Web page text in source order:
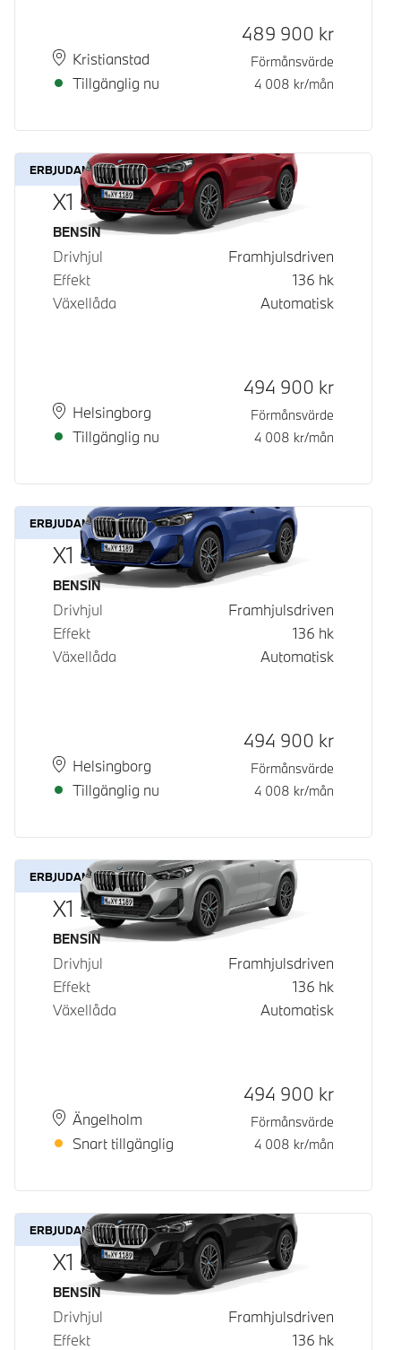
PlatsKristianstad
Leveranstid
Tillgänglig nu
Kontantpris
489 900 kr
Förmånsvärde
4 008 kr/mån
ERBJUDANDE
X1 sDrive18i
Bränsle
BENSIN
Drivhjul
Framhjulsdriven
Effekt
136 hk
Växellåda
Automatisk
PlatsHelsingborg
Leveranstid
Tillgänglig nu
Kontantpris
494 900 kr
Förmånsvärde
4 008 kr/mån
ERBJUDANDE
X1 sDrive18i
Bränsle
BENSIN
Drivhjul
Framhjulsdriven
Effekt
136 hk
Växellåda
Automatisk
PlatsHelsingborg
Leveranstid
Tillgänglig nu
Kontantpris
494 900 kr
Förmånsvärde
4 008 kr/mån
ERBJUDANDE
X1 sDrive18i
Bränsle
BENSIN
Drivhjul
Framhjulsdriven
Effekt
136 hk
Växellåda
Automatisk
PlatsÄngelholm
Leveranstid
Snart tillgänglig
Kontantpris
494 900 kr
Förmånsvärde
4 008 kr/mån
ERBJUDANDE
X1 sDrive18i
Bränsle
BENSIN
Drivhjul
Framhjulsdriven
Effekt
136 hk